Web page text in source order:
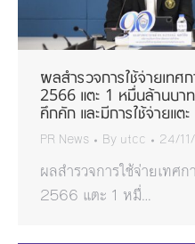
ผลสำรวจการใช้จ่ายเทศ
2566 แตะ 1 หมื่นล้านบา
คึกคัก และมีการใช้จ่ายแ
PR News By utcc 24/
ผลสำรวจการใช้จ่ายเทศ
2566 แตะ 1 หมื่…